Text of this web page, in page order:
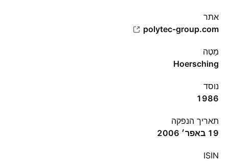
אתר‏
polytec-group.com
מַטֶה
Hoersching
נוסד
1986
תאריך הנפקה
19 באפר׳ 2006
ISIN